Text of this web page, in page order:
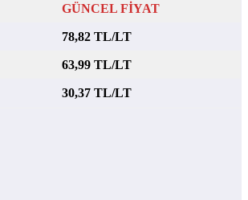
GÜNCEL FİYAT
78,82 TL/LT
63,99 TL/LT
30,37 TL/LT